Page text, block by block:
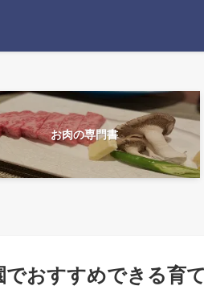
お肉の専門書
でおすすめできる育